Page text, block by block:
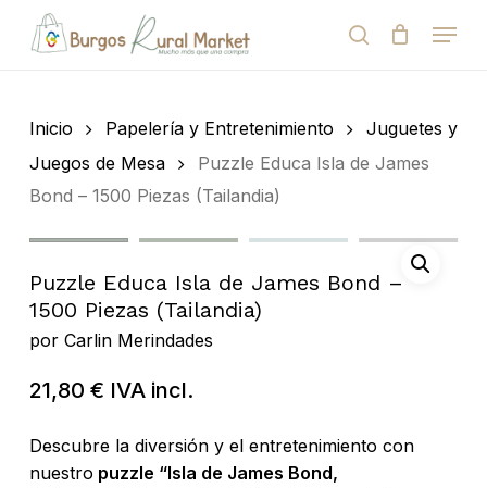
de
search
Menu
Cart
Inicio Papelería y Entretenimiento
Juguetes y
Juegos de Mesa
Puzzle Educa Isla de James
Bond – 1500 Piezas (Tailandia)
Puzzle Educa Isla de James Bond –
1500 Piezas (Tailandia)
por Carlin Merindades
21,80 € IVA incl.
Descubre la diversión y el entretenimiento con
nuestro puzzle “Isla de James Bond,